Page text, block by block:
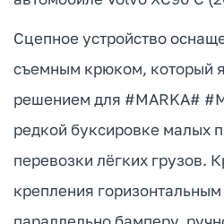
Сцепное устройство
съемным крюком, который
решением для #MARKA#
редкой буксировке малых
перевозки лёгких грузов.
крепления